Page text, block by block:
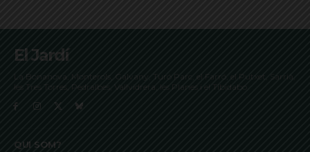
El Jardí
La Bonanova, Monterols, Galvany, Turó Parc, el Farró, el Putxet, Sarrià,
les Tres Torres, Pedralbes, Vallvidrera, les Planes i el Tibidabo
QUI SOM?